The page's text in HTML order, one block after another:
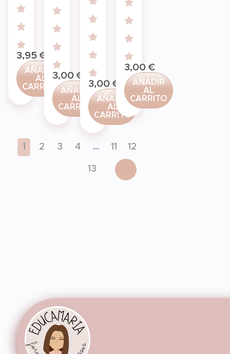
3,95 €
AÑADIR
AL
CARRITO
3,00 €
AÑADIR
AL
CARRITO
3,00 €
AÑADIR
AL
CARRITO
3,00 €
AÑADIR
AL
CARRITO
1 2 3 4 … 11 12
13